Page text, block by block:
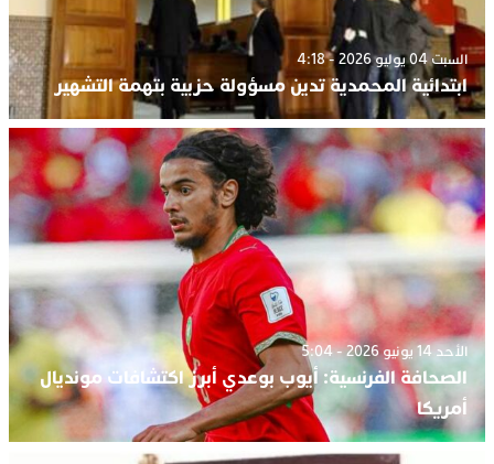
السبت 04 يوليو 2026 - 4:18
ابتدائية المحمدية تدين مسؤولة حزبية بتهمة التشهير
الأحد 14 يونيو 2026 - 5:04
الصحافة الفرنسية: أيوب بوعدي أبرز اكتشافات مونديال
أمريكا